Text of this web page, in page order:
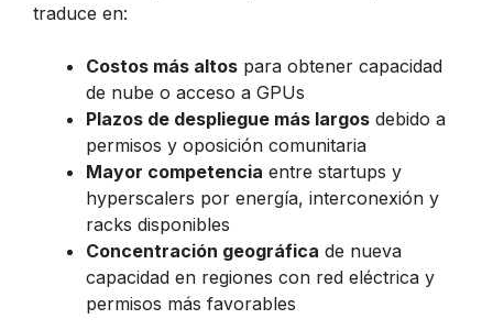
traduce en:
Costos más altos para obtener capacidad
de nube o acceso a GPUs
Plazos de despliegue más largos debido a
permisos y oposición comunitaria
Mayor competencia entre startups y
hyperscalers por energía, interconexión y
racks disponibles
Concentración geográfica de nueva
capacidad en regiones con red eléctrica y
permisos más favorables